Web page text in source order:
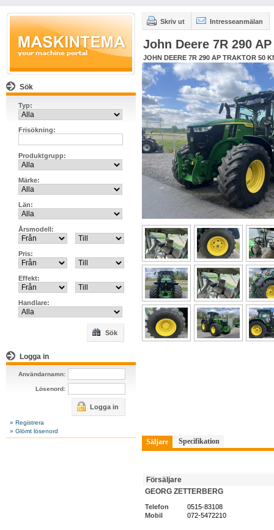
Sök
Typ:
Frisökning:
Produktgrupp:
Märke:
Län:
Årsmodell:
Pris:
Effekt:
Handlare:
Sök
Logga in
Användarnamn:
Lösenord:
Logga in
» Registrera
» Glömt lösenord
Skriv ut Intresseanmälan
John Deere 7R 290
JOHN DEERE 7R 290 AP TRAKTOR 50
Säljare Specifikation
Försäljare
GEORG ZETTERBERG
Telefon
0515-83108
Mobil
072-5472210